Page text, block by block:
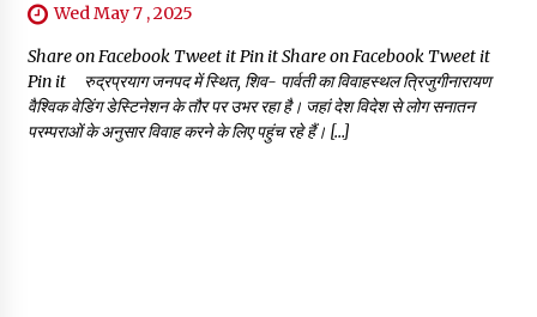
Wed May 7 , 2025
Share on Facebook Tweet it Pin it Share on Facebook Tweet it
Pin it रुद्रप्रयाग जनपद में स्थित, शिव- पार्वती का विवाहस्थल त्रिजुगीनारायण
वैश्विक वेडिंग डेस्टिनेशन के तौर पर उभर रहा है। जहां देश विदेश से लोग सनातन
परम्पराओं के अनुसार विवाह करने के लिए पहुंच रहे हैं। […]